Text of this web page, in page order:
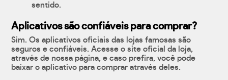
sentido.
Aplicativos são confiáveis para comprar?
Sim. Os aplicativos oficiais das lojas famosas são
seguros e confiáveis. Acesse o site oficial da loja,
através de nossa página, e caso prefira, você pode
baixar o aplicativo para comprar através deles.